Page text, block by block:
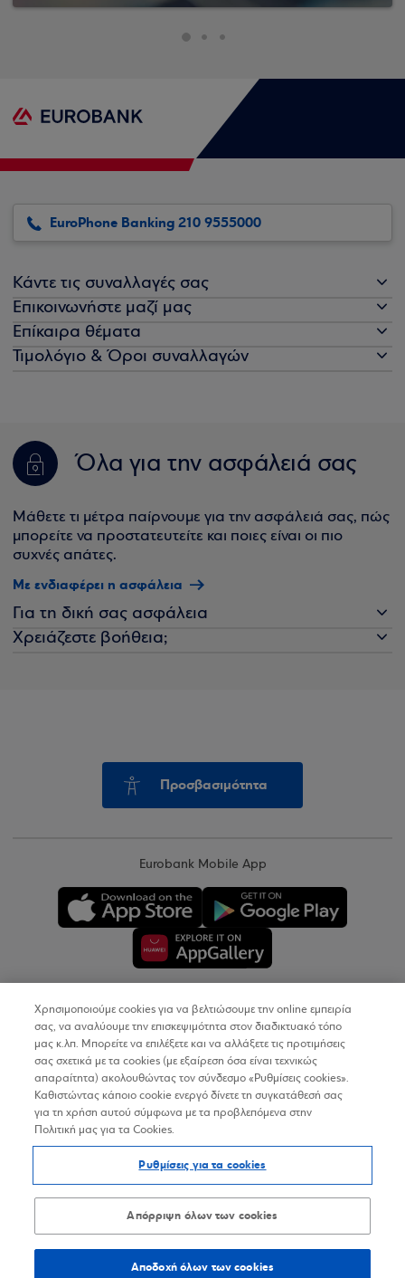
EuroPhone Banking 210 9555000
Κάντε τις συναλλαγές σας
Επικοινωνήστε μαζί μας
Επίκαιρα θέματα
Τιμολόγιο & Όροι συναλλαγών
Όλα για την ασφάλειά σας
Μάθετε τι μέτρα παίρνουμε για την ασφάλειά σας, πώς
μπορείτε να προστατευτείτε και ποιες είναι οι πιο
συχνές απάτες.
Με ενδιαφέρει η ασφάλεια
Για τη δική σας ασφάλεια
Χρειάζεστε βοήθεια;
Προσβασιμότητα
Eurobank Mobile App
Copyright © 2026
Όροι Χρήσης
Προσωπικά Δεδομένα στον Διαδικτυακό Τόπο
Δήλωση Προσβασιμότητας
Sitemap
Χρησιμοποιούμε cookies για να βελτιώσουμε την online εμπειρία
σας, να αναλύουμε την επισκεψιμότητα στον διαδικτυακό τόπο
μας κ.λπ. Μπορείτε να επιλέξετε και να αλλάξετε τις προτιμήσεις
σας σχετικά με τα cookies (με εξαίρεση όσα είναι τεχνικώς
απαραίτητα) ακολουθώντας τον σύνδεσμο «Ρυθμίσεις cookies».
Καθιστώντας κάποιο cookie ενεργό δίνετε τη συγκατάθεσή σας
για τη χρήση αυτού σύμφωνα με τα προβλεπόμενα στην
Πολιτική μας για τα Cookies.
Ρυθμίσεις για τα cookies
Απόρριψη όλων των cookies
Αποδοχή όλων των cookies